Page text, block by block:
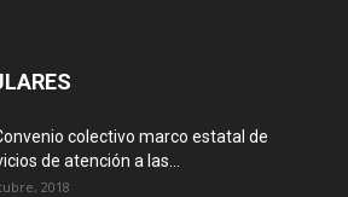
colectivo marco estatal de
de atención a las...
2018